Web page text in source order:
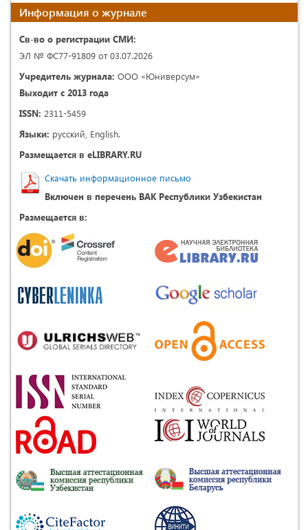
Информация о журнале
Св-во о регистрации СМИ:
ЭЛ № ФС77-91809 от 03.07.2026
Учредитель журнала: ООО «Юниверсум»
Выходит с 2013 года
ISSN: 2311-5459
Языки: русский, English.
Размещается в eLIBRARY.RU
Скачать информационное письмо
Включен в перечень ВАК Республики Узбекистан
Размещается в: